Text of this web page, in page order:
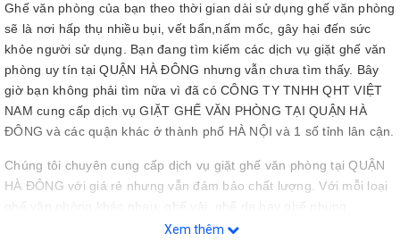
Ghế văn phòng của bạn theo thời gian dài sử dụng ghế văn phòng
sẽ là nơi hấp thụ nhiều bụi, vết bẩn,nấm mốc, gây hại đến sức
khỏe người sử dụng . Bạn đang tìm kiếm các dịch vụ giặt ghế văn
phòng uy tín tại QUẬN HÀ ĐÔNG nhưng vẫn chưa tìm thấy. Bây
giờ bạn không phải tìm nữa vì đã có CÔNG TY TNHH QHT VIỆT
NAM cung cấp dịch vụ GIẶT GHẾ VĂN PHÒNG TẠI QUẬN HÀ
ĐÔNG và các quận khác ở thành phố HÀ NỘI và 1 số tỉnh lân cận.
Chúng tôi chuyên cung cấp dịch vụ giặt ghế văn phòng tại QUẬN
HÀ ĐÔNG với giá rẻ nhưng vẫn đảm bảo chất lượng. Với mỗi loại
ghế văn phòng khác nhau, ghế vải, ghế da hay ghế nhung….
Chúng tôi sẽ có các cách giặt ghế sofa khác nhau nhằm mang lại
Xem thêm